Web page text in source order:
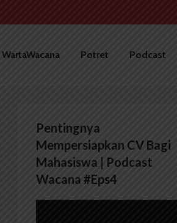
WartaWacana Potret Podcast
Pentingnya
Mempersiapkan CV Bagi
Mahasiswa | Podcast
Wacana #Eps4